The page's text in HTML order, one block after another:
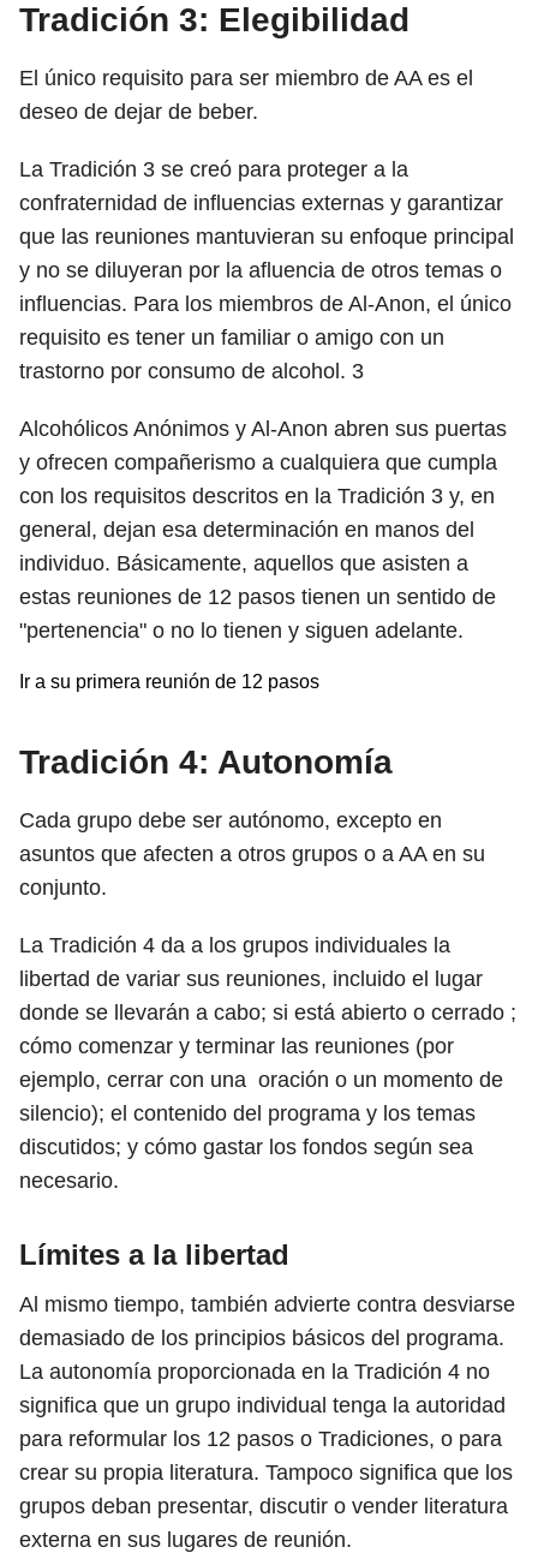
Tradición 3: Elegibilidad
El único requisito para ser miembro de AA es el
deseo de dejar de beber.
La Tradición 3 se creó para proteger a la
confraternidad de influencias externas y garantizar
que las reuniones mantuvieran su enfoque principal
y no se diluyeran por la afluencia de otros temas o
influencias. Para los miembros de Al-Anon, el único
requisito es tener un familiar o amigo con un
trastorno por consumo de alcohol. 3
Alcohólicos Anónimos y Al-Anon abren sus puertas
y ofrecen compañerismo a cualquiera que cumpla
con los requisitos descritos en la Tradición 3 y, en
general, dejan esa determinación en manos del
individuo. Básicamente, aquellos que asisten a
estas reuniones de 12 pasos tienen un sentido de
"pertenencia" o no lo tienen y siguen adelante.
Ir a su primera reunión de 12 pasos
Tradición 4: Autonomía
Cada grupo debe ser autónomo, excepto en
asuntos que afecten a otros grupos o a AA en su
conjunto.
La Tradición 4 da a los grupos individuales la
libertad de variar sus reuniones, incluido el lugar
donde se llevarán a cabo; si está abierto o cerrado ;
cómo comenzar y terminar las reuniones (por
ejemplo, cerrar con una oración o un momento de
silencio); el contenido del programa y los temas
discutidos; y cómo gastar los fondos según sea
necesario.
Límites a la libertad
Al mismo tiempo, también advierte contra desviarse
demasiado de los principios básicos del programa.
La autonomía proporcionada en la Tradición 4 no
significa que un grupo individual tenga la autoridad
para reformular los 12 pasos o Tradiciones, o para
crear su propia literatura. Tampoco significa que los
grupos deban presentar, discutir o vender literatura
externa en sus lugares de reunión.